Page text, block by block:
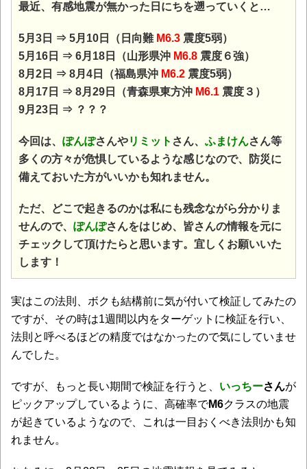
最近、有感地震が無かった日にちを遡っていくと…
5月3日 ⇒ 5月10日（日向難 M6.3 震度5弱）
5月16日 ⇒ 6月18日（山形県沖 M6.8 震度６強）
8月2日 ⇒ 8月4日（福島県沖 M6.2 震度5弱）
8月17日 ⇒ 8月29日（青森県東方沖 M6.1 震度３）
9月23日 ⇒ ？？？
今回は、 ぽんぽさんやリミット さん、 ふまけんさん等
多くの方々が危惧しているような感じなので、防災に
備えておいた方がいいかも知れません。
ただ、どこで起きるのかは私にも残念ながら分かりま
せんので、 ぽんぽさんをはじめ、皆さんの情報を元に
チェックして頂けたらと思います。宜しくお願いいた
します！
実はこの法則、ボクも結構前に気が付いて検証してみたの
ですが、その時は1週間以内をターゲットに検証を行い、
法則と呼べるほどの精度ではなかったので気にしていませ
んでした。
ですが、もっと長い期間で検証を行うと、 いっちーさんが
ピックアップしているように、高確率でM6クラスの地震
が起きているようなので、これは一目おくべき法則かも知
れません。